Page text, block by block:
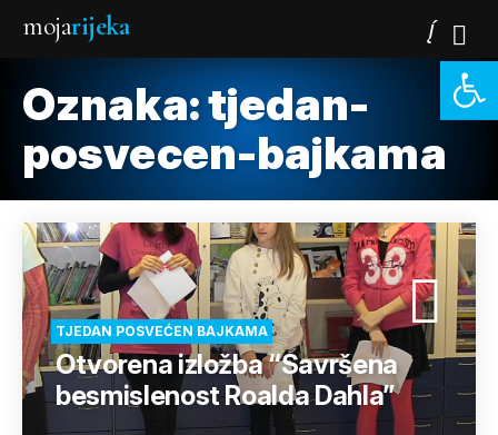
mojarijeka
Oznaka:tjedan-
posvecen-bajkama
TJEDAN POSVEĆEN BAJKAMA
Otvorena izložba “Savršena
besmislenost Roalda Dahla”